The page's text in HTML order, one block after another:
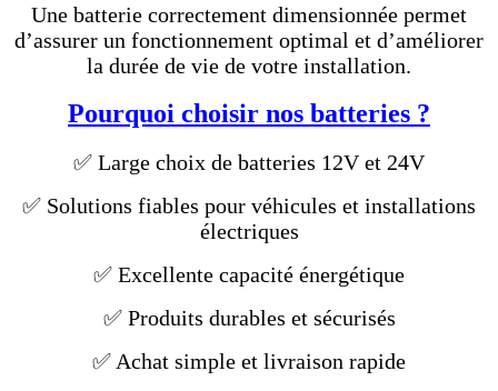
Une batterie correctement dimensionnée permet
d’assurer un fonctionnement optimal et d’améliorer
la durée de vie de votre installation.
Pourquoi choisir nos batteries ?
✅ Large choix de batteries 12V et 24V
✅ Solutions fiables pour véhicules et installations
électriques
✅ Excellente capacité énergétique
✅ Produits durables et sécurisés
✅ Achat simple et livraison rapide